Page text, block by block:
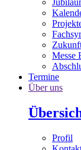
Messe
Termine
Über uns
Profil